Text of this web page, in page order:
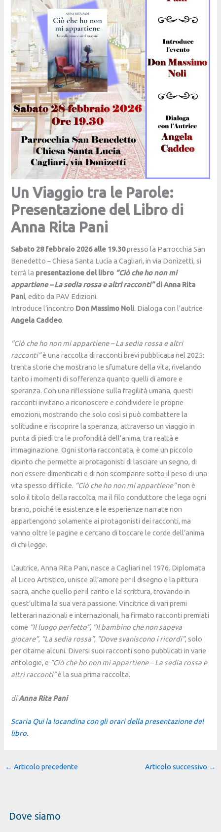
Un Viaggio tra le Parole:
Presentazione del Libro di
Anna Rita Pani
Sabato 28 febbraio 2026 alle 19.30presso la Parrocchia San
Benedetto – Chiesa Santa Lucia a Cagliari, in via Donizetti, si
terrà la presentazione del libro “Ciò che ho non mi
appartiene – La sedia rossa e altri racconti”di Anna Rita
Pani, edito da PAV Edizioni.
Introduce l’incontro Don Massimo Noli. Dialoga con l’autrice
Angela Caddeo.
“Ciò che ho non mi appartiene – La sedia rossa e altri
racconti”è una raccolta di racconti brevi pubblicata nel 2025:
trenta storie che mostrano le sfumature della vita, rivelando
tanto i momenti di sofferenza quanto quelli di amore e
speranza. Con una riflessione sulla fragilità umana, questi
racconti invitano a riconoscere e condividere le proprie
emozioni, mostrando che solo così si può combattere la
solitudine e riscoprire la speranza, attraverso un viaggio in
punta di piedi tra le profondità dell’anima, tra realtà e
immaginazione. Ogni storia raccontata, è come un piccolo
dipinto che permette ai protagonisti di lasciare un segno, di
non essere dimenticati e di non scomparire sotto il peso di una
vita spesso difficile. “Ciò che ho non mi appartiene”non è
solo il titolo della raccolta, ma il filo conduttore che lega ogni
brano, poiché le esistenze e le esperienze narrate non
appartengono solamente ai protagonisti dei racconti, ma
vanno oltre le pagine e cercano di toccare le corde dell’anima
di chi legge.
L’autrice, Anna Rita Pani, nasce a Cagliari nel 1976. Diplomata
al Liceo Artistico, unisce all’amore per il disegno e la pittura
sacra, anche quello per il canto e la scrittura, trovando in
quest’ultima la sua vera passione. Vincitrice di vari premi
letterari nazionali e internazionali, ha firmato racconti premiati
come “Il luogo perfetto”, “Il bambino che non sapeva
giocare”, “La sedia rossa”, “Dove svaniscono i ricordi”, solo
per citarne alcuni. Diversi suoi racconti sono pubblicati in varie
antologie, e “Ciò che ho non mi appartiene – La sedia rossa e
altri racconti”è la sua prima raccolta.
diAnna Rita Pani
Scaria Qui la locandina con gli orari della presentazione del
libro.
← Articolo precedente Articolo successivo →
Dove siamo